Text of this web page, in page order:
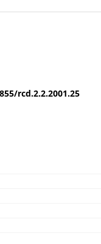
rcd.2.2.2001.25